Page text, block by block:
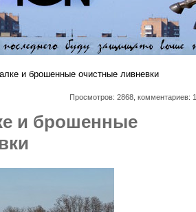
и брошенные очистные ливневки
Просмотров: 2868, комментариев: 1
и брошенные